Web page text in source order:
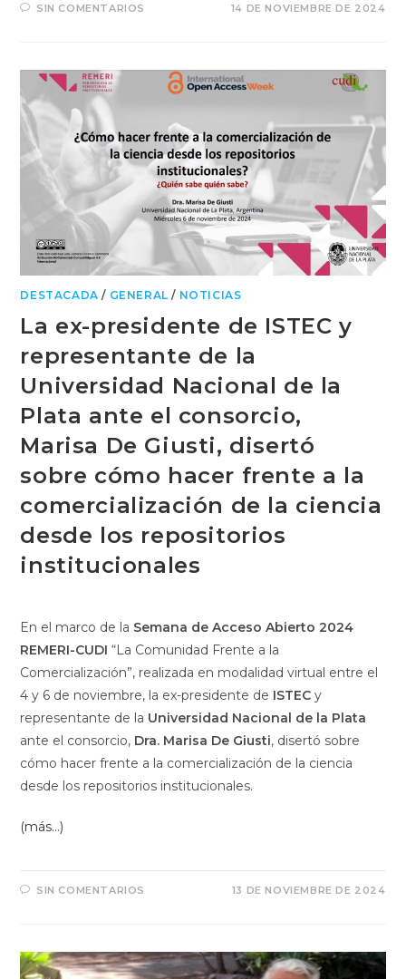
SIN COMENTARIOS 14 DE NOVIEMBRE DE 2024
DESTACADA / GENERAL / NOTICIAS
La ex-presidente de ISTEC y
representante de la
Universidad Nacional de la
Plata ante el consorcio,
Marisa De Giusti, disertó
sobre cómo hacer frente a la
comercialización de la ciencia
desde los repositorios
institucionales
En el marco de la Semana de Acceso Abierto 2024
REMERI-CUDI “La Comunidad Frente a la
Comercialización”, realizada en modalidad virtual entre el
4 y 6 de noviembre, la ex-presidente de ISTEC y
representante de la Universidad Nacional de la Plata
ante el consorcio, Dra. Marisa De Giusti, disertó sobre
cómo hacer frente a la comercialización de la ciencia
desde los repositorios institucionales.
(más…)
SIN COMENTARIOS 13 DE NOVIEMBRE DE 2024